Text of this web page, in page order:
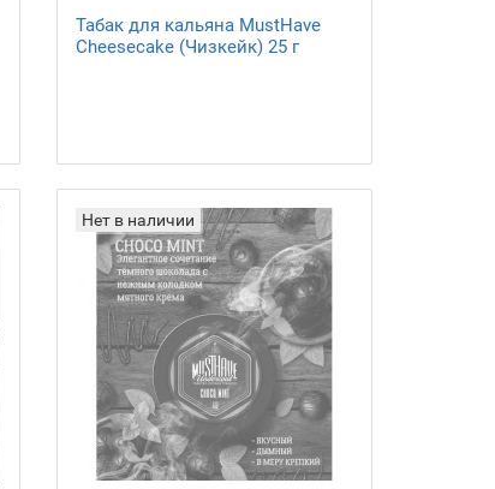
Табак для кальяна MustHave
Cheesecake (Чизкейк) 25 г
Нет в наличии